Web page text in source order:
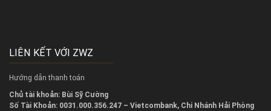
LIÊN KẾT VỚI ZWZ
Hướng dẫn thanh toán
Chủ tài khoản: Bùi Sỹ Cường
Số Tài Khoản: 0031.000.356.247 – Vietcombank, Chi Nhánh Hải Phòng